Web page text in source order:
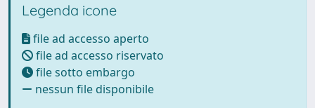
Legenda icone
file ad accesso aperto
file ad accesso riservato
file sotto embargo
nessun file disponibile